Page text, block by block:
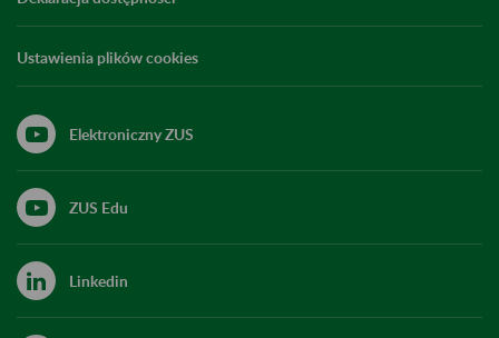
Ustawienia plików cookies
Elektroniczny ZUS
ZUS Edu
Linkedin